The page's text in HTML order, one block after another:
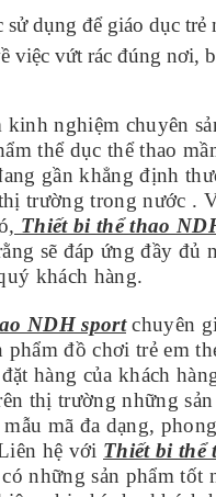
sử dụng để giáo dục trẻ
việc vứt rác đúng nơi,
nghiệm chuyên
thể dục thể thao
gần khẳng định
trường trong nước .
, Thiết bi thể thao
sẽ đáp ứng đầy đủ
khách hàng.
NDH sportchuyên
phẩm đồ chơi trẻ em
hàng của khách
thị trường những
mã đa dạng,
hệ với Thiết bi thể
những sản phẩm tốt